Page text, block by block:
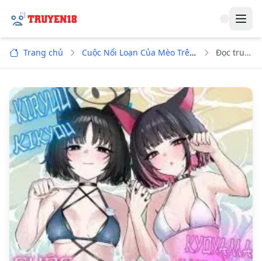
Trang chủ Cuộc Nổi Loạn Của Mèo Trên Biển Đọc truyện